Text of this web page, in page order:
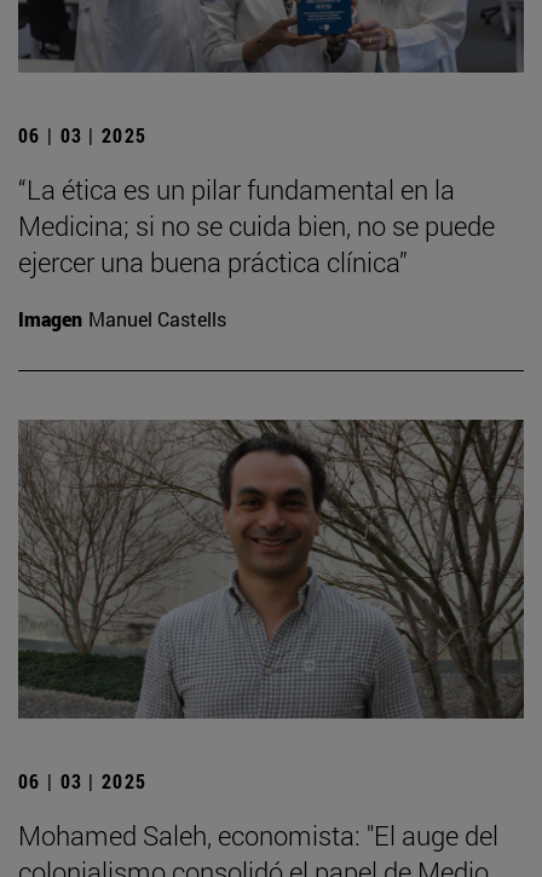
06 | 03 | 2025
“La ética es un pilar fundamental en la
Medicina; si no se cuida bien, no se puede
ejercer una buena práctica clínica”
Imagen Manuel Castells
06 | 03 | 2025
Mohamed Saleh, economista: "El auge del